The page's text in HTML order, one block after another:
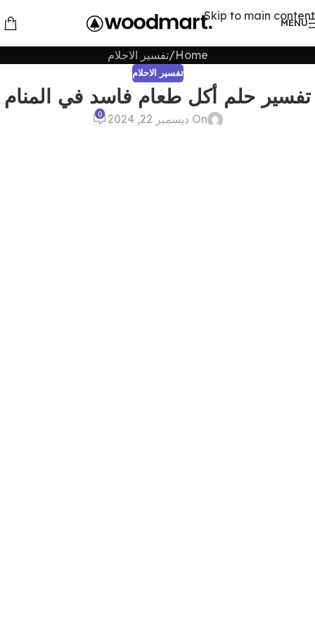
Skip to main content
MENU
Home تفسير الاحلام
تفسير الاحلام
تفسير حلم أكل طعام فاسد في المنام
On ديسمبر 22, 2024 0